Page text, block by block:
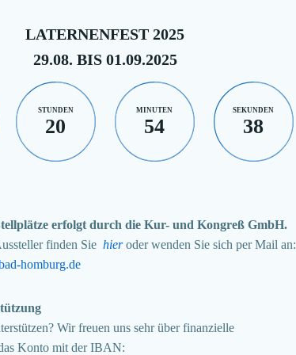
LATERNENFEST 2025
29.08. BIS 01.09.2025
STUNDEN
20
MINUTEN
54
SEKUNDEN
37
erfolgt durch die Kur- und Kongreß GmbH.
finden Sie hieroder wenden Sie sich per Mail an:
homburg.de
Wir freuen uns sehr über finanzielle
Konto mit der IBAN: